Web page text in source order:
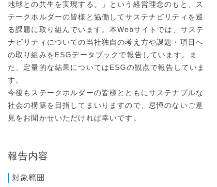
地球との共生を実現する。」という経営理念のもと、ス
テークホルダーの皆様と協働してサステナビリティを巡
る課題に取り組んでいます。本Webサイトでは、サステ
ナビリティについての当社独自の考え方や課題・項目へ
の取り組みをESGデータブックで報告しています。ま
た、定量的な結果についてはESGの観点で報告していま
す。
今後もステークホルダーの皆様とともにサステナブルな
社会の構築を目指してまいりますので、忌憚のないご意
見をお聞かせいただければ幸いです。
報告内容
対象範囲